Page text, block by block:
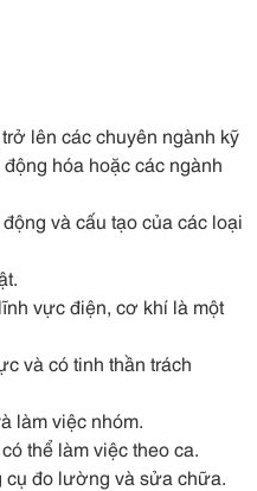
lên các chuyên ngành kỹ
hóa hoặc các ngành
và cấu tạo của các loại
vực điện, cơ khí là một
và có tinh thần trách
làm việc nhóm.
thể làm việc theo ca.
cụ đo lường và sửa chữa.